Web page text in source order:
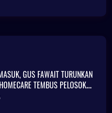
GUS FAWAIT TURUNKAN
TEMBUS PELOSOK